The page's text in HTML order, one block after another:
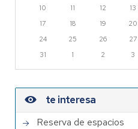
10
11 12 13
17
18 19 20
24
25 26 27
31
1 2 3
te interesa
Reserva de espacios